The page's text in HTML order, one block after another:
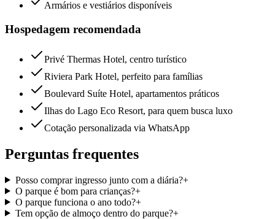
Armários e vestiários disponíveis
Hospedagem recomendada
Privé Thermas Hotel, centro turístico
Riviera Park Hotel, perfeito para famílias
Boulevard Suíte Hotel, apartamentos práticos
Ilhas do Lago Eco Resort, para quem busca luxo
Cotação personalizada via WhatsApp
Perguntas frequentes
Posso comprar ingresso junto com a diária?+
O parque é bom para crianças?+
O parque funciona o ano todo?+
Tem opção de almoço dentro do parque?+